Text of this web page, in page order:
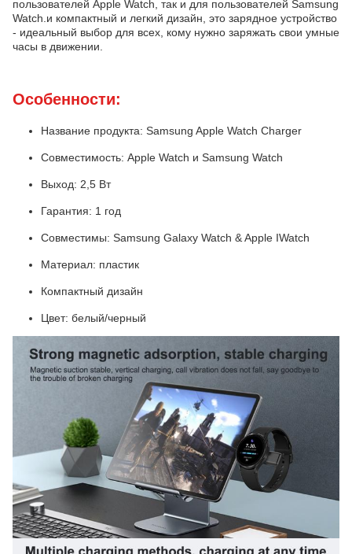
пользователей Apple Watch, так и для пользователей Samsung
Watch.и компактный и легкий дизайн, это зарядное устройство
- идеальный выбор для всех, кому нужно заряжать свои умные
часы в движении.
Особенности:
Название продукта: Samsung Apple Watch Charger
Совместимость: Apple Watch и Samsung Watch
Выход: 2,5 Вт
Гарантия: 1 год
Совместимы: Samsung Galaxy Watch & Apple IWatch
Материал: пластик
Компактный дизайн
Цвет: белый/черный